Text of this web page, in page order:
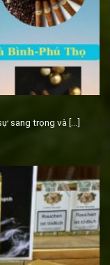
sang trọng và [...]